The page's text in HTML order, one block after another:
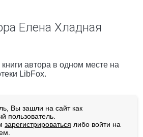
Елена Хладная
автора в одном месте на
LibFox.
Вы зашли на сайт как
пользователь.
зарегистрироваться либо войти на